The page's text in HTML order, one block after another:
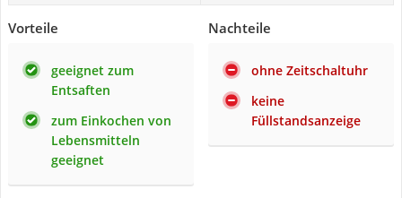
Vorteile
geeignet zum
Entsaften
zum Einkochen von
Lebensmitteln
geeignet
Nachteile
ohne Zeitschaltuhr
keine
Füllstandsanzeige